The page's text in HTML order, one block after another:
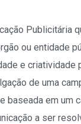
Publicitária
ou entidade
e criatividade
de uma
baseada em um
a ser